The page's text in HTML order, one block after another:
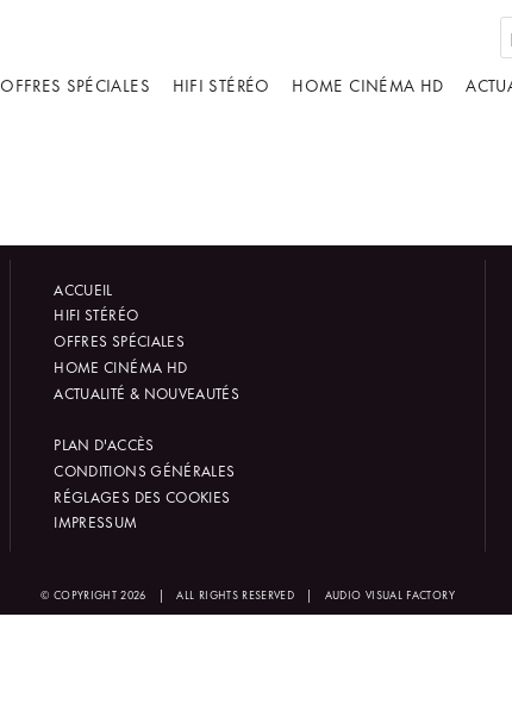
OFFRES SPÉCIALES HIFI STÉRÉO HOME CINÉMA HD
ACCUEIL
HIFI STÉRÉO
OFFRES SPÉCIALES
HOME CINÉMA HD
ACTUALITÉ & NOUVEAUTÉS
PLAN D'ACCÈS
CONDITIONS GÉNÉRALES
RÉGLAGES DES COOKIES
IMPRESSUM
© COPYRIGHT 2026 | ALL RIGHTS RESERVED | AUDIO VISUAL FACTORY